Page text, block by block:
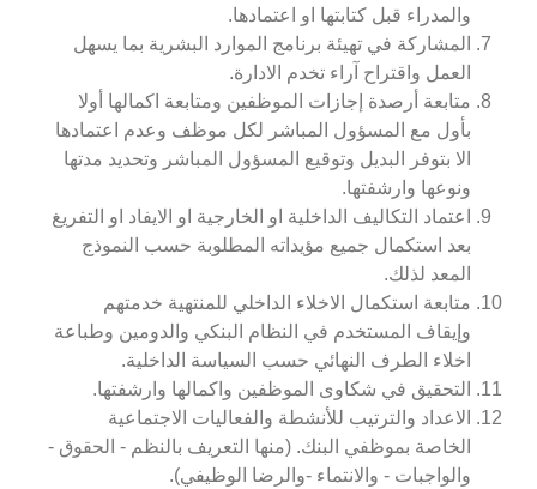
والمدراء قبل كتابتها او اعتمادها.
المشاركة في تهيئة برنامج الموارد البشرية بما يسهل
العمل واقتراح آراء تخدم الادارة.
متابعة أرصدة إجازات الموظفين ومتابعة اكمالها أولا
بأول مع المسؤول المباشر لكل موظف وعدم اعتمادها
الا بتوفر البديل وتوقيع المسؤول المباشر وتحديد مدتها
ونوعها وارشفتها.
اعتماد التكاليف الداخلية او الخارجية او الايفاد او التفريغ
بعد استكمال جميع مؤيداته المطلوبة حسب النموذج
المعد لذلك.
متابعة استكمال الاخلاء الداخلي للمنتهية خدمتهم
وإيقاف المستخدم في النظام البنكي والدومين وطباعة
اخلاء الطرف النهائي حسب السياسة الداخلية.
التحقيق في شكاوى الموظفين واكمالها وارشفتها.
الاعداد والترتيب للأنشطة والفعاليات الاجتماعية
الخاصة بموظفي البنك. (منها التعريف بالنظم - الحقوق -
والواجبات - والانتماء -والرضا الوظيفي).